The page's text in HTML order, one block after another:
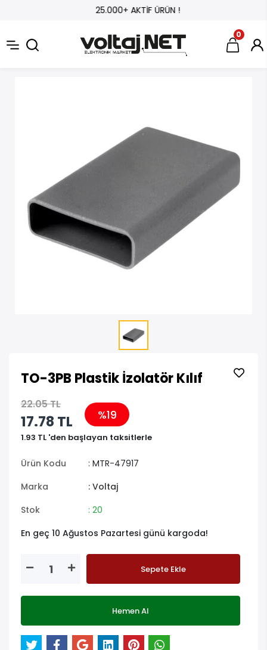
25.000+ AKTİF ÜRÜN !
0
TO-3PB Plastik İzolatör Kılıf
22.05 TL
17.78 TL %19
1.93 TL 'den başlayan taksitlerle
Ürün Kodu
: MTR-47917
Marka
: Voltaj
Stok
: 20
En geç 10 Ağustos Pazartesi günü kargoda!
Sepete Ekle
Hemen Al